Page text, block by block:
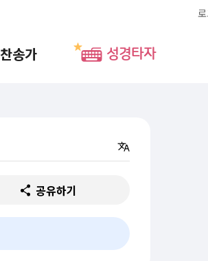
찬송가 성경타자
공유하기